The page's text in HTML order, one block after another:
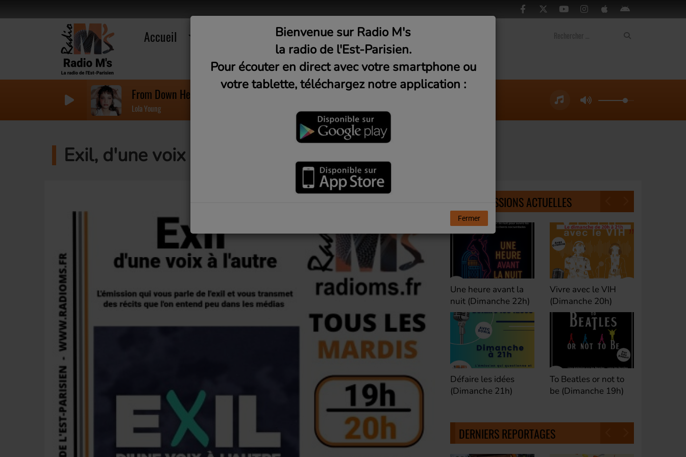
Accueil Musique Médias
From Down Here
Lola Young
Exil, d'une voix à l'autre #4 - Les femmes en exil
NOS ÉMISSIONS ACTUELLES
Une heure avant la
Défaire les idées
(Dimanche 21h)
Vivre avec le VIH
(Dimanche 20h)
To Beatles or not to
be (Dimanche 19h)
Club M's le Mix by
David (Lundi, jeudi et
samedi 23h)
Fan de Funk (Samedi
21h)
DERNIERS REPORTAGES
Bienvenue sur Radio M's
la radio de l'Est-Parisien.
Pour écouter en direct avec votre smartphone ou
votre tablette, téléchargez notre application :
Fermer